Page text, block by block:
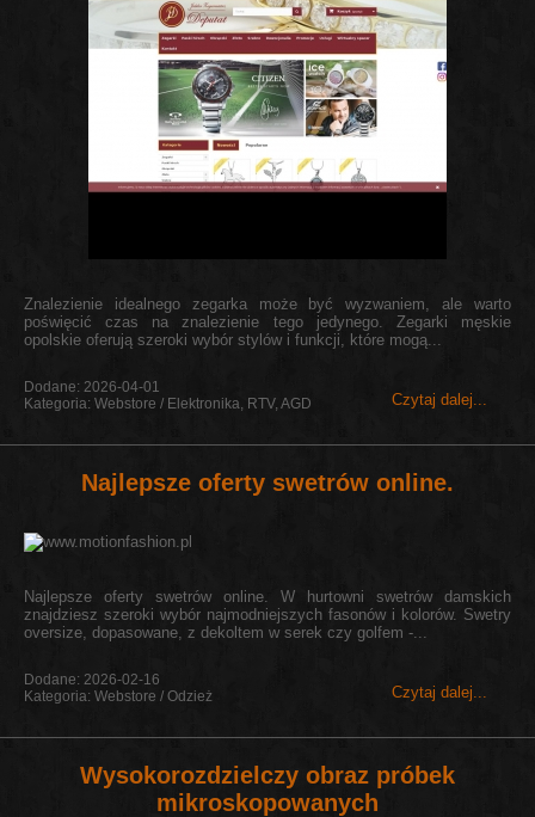
Znalezienie idealnego zegarka może być wyzwaniem, ale warto
poświęcić czas na znalezienie tego jedynego. Zegarki męskie
opolskie oferują szeroki wybór stylów i funkcji, które mogą...
Czytaj dalej...
Dodane: 2026-04-01
Kategoria: Webstore / Elektronika, RTV, AGD
Najlepsze oferty swetrów online.
Najlepsze oferty swetrów online. W hurtowni swetrów damskich
znajdziesz szeroki wybór najmodniejszych fasonów i kolorów. Swetry
oversize, dopasowane, z dekoltem w serek czy golfem -...
Czytaj dalej...
Dodane: 2026-02-16
Kategoria: Webstore / Odzież
Wysokorozdzielczy obraz próbek
mikroskopowanych